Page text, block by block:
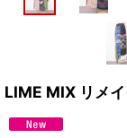
LIME MIX リメ